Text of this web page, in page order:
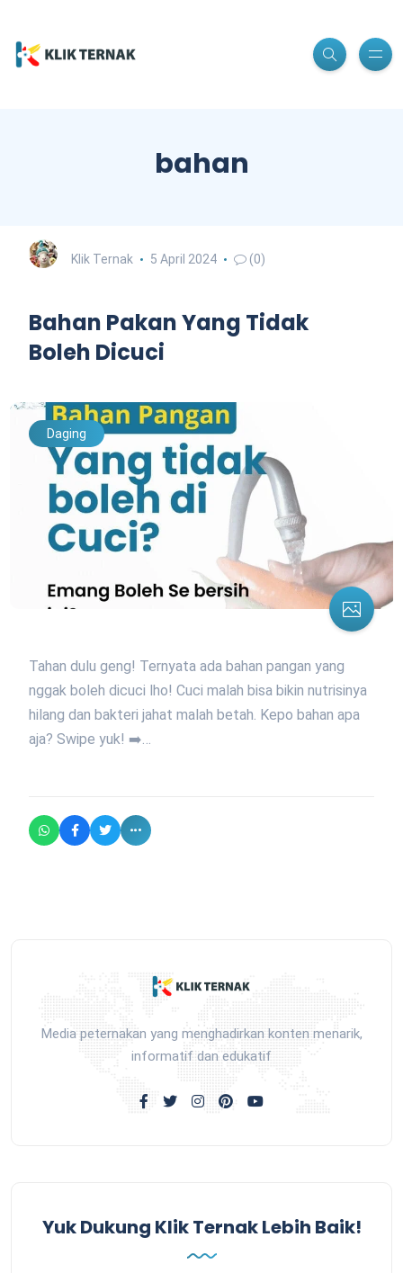
bahan
Klik Ternak 5 April 2024 (0)
Bahan Pakan Yang Tidak
Boleh Dicuci
Daging
Tahan dulu geng! Ternyata ada bahan pangan yang
nggak boleh dicuci lho! Cuci malah bisa bikin nutrisinya
hilang dan bakteri jahat malah betah. Kepo bahan apa
aja? Swipe yuk! ➡️…
Media peternakan yang menghadirkan konten menarik,
informatif dan edukatif
Yuk Dukung Klik Ternak Lebih Baik!